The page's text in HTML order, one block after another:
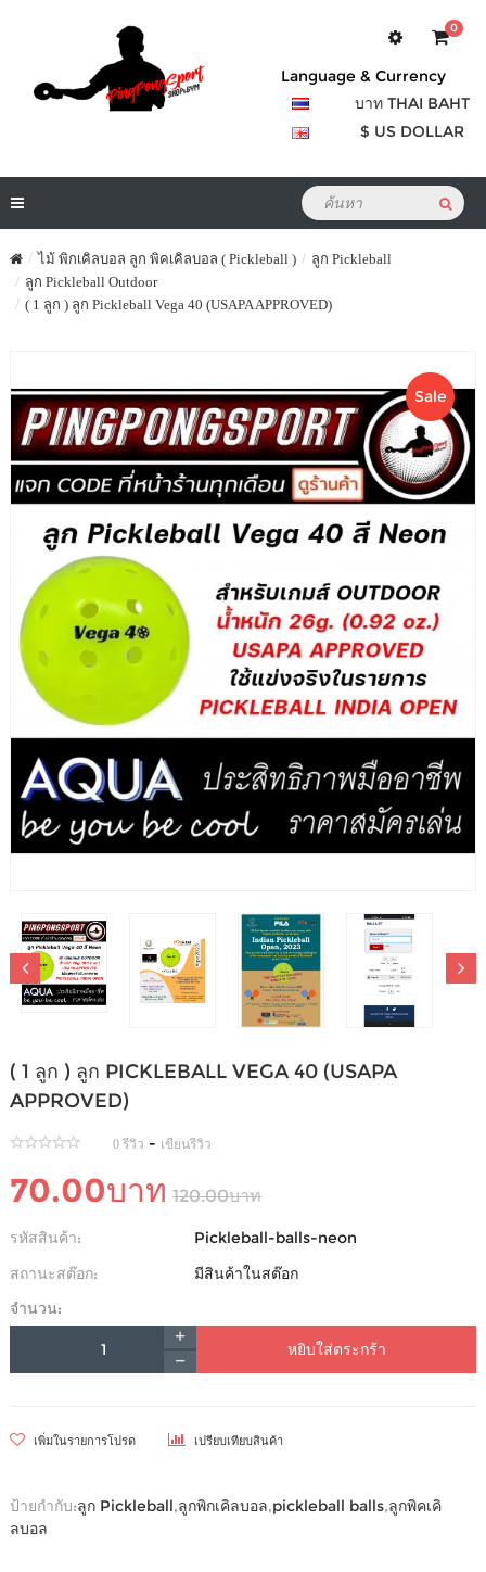
0
Language & Currency
บาท THAI BAHT
$ US DOLLAR
ไม้ พิกเคิลบอล ลูก พิคเคิลบอล ( Pickleball )
ลูก Pickleball
ลูก Pickleball Outdoor
( 1 ลูก ) ลูก Pickleball Vega 40 (USAPA APPROVED)
Sale
( 1 ลูก ) ลูก PICKLEBALL VEGA 40 (USAPA
APPROVED)
0 รีวิว - เขียนรีวิว
70.00บาท 120.00บาท
รหัสสินค้า:
Pickleball-balls-neon
สถานะสต๊อก:
มีสินค้าในสต๊อก
จำนวน:
หยิบใส่ตระกร้า
เพิ่มในรายการโปรด เปรียบเทียบสินค้า
ป้ายกำกับ:ลูก Pickleball,ลูกพิกเคิลบอล,pickleball balls,ลูกพิคเคิ
ลบอล